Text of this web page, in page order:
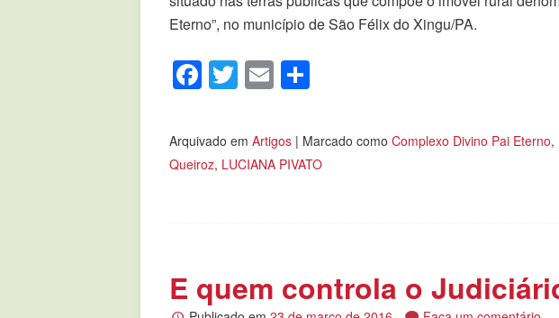
Eterno”, no município de São Félix do Xingu/PA.
Facebook
Twitter
Email
Arquivado em Artigos | Marcado como Complexo Divino Pai Eterno,
Queiroz, LUCIANA PIVATO
E quem controla o